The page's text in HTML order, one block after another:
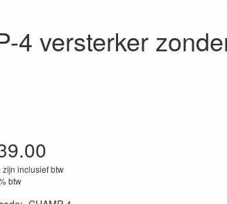
4 versterker
zijn inclusief btw
btw